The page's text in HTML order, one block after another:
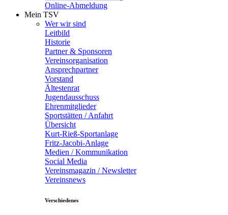
Online-Abmeldung
Mein TSV
Wer wir sind
Leitbild
Historie
Partner & Sponsoren
Vereinsorganisation
Ansprechpartner
Vorstand
Ältestenrat
Jugendausschuss
Ehrenmitglieder
Sportstätten / Anfahrt
Übersicht
Kurt-Rieß-Sportanlage
Fritz-Jacobi-Anlage
Medien / Kommunikation
Social Media
Vereinsmagazin / Newsletter
Vereinsnews
Verschiedenes